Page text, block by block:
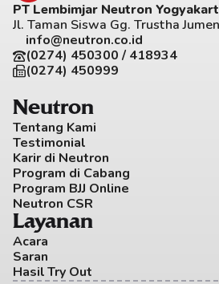
PT Lembimjar Neutron
Jl. Taman Siswa Gg. Trustha
info@neutron.co.id
(0274) 450300 / 418934
(0274) 450999
Neutron
Tentang Kami
Testimonial
Karir di Neutron
Program di Cabang
Program BJJ Online
Neutron CSR
Layanan
Acara
Saran
Hasil Try Out